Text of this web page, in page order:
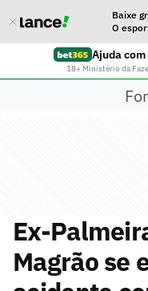
Baixe
O
Ajuda com
18+ Ministério da
Ex-
Magrão se